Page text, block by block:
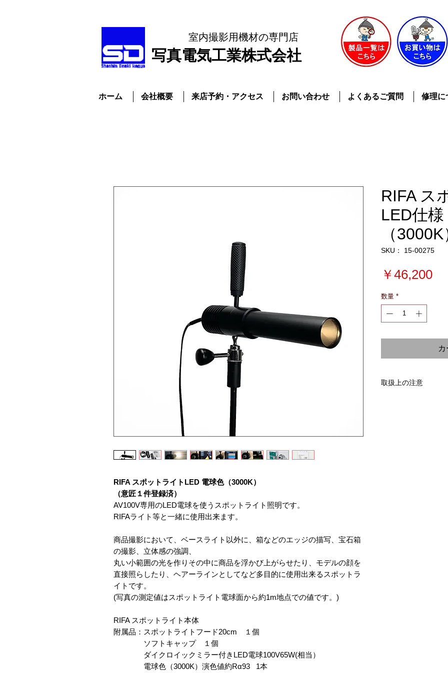
​写真電気工業株式会社
室内撮影用機材の専門店
ホーム 会社概要 来店予約・アクセス お問い合わせ よくあるご質問 修理に
RIFA スポットライトLED 電球色（3000K）
（意匠１件登録済）
AV100V専用のLED電球を使うスポットライト照明です。
RIFAライト等と一緒に使用出来ます。
商品撮影において、ベースライト以外に、箱などのエッジの描写、宝石箱
の撮影、立体感の強調、
丸い小範囲の光を作りその中に商品を浮かび上がらせたり、モデルの顔を
直接照らしたり、ヘアーラインとしてなど多目的に使用出来るスポットラ
イトです。
(写真の測定値はスポットライト電球面から約1m地点での値です。)
RIFA スポットライト本体
附属品：スポットライトフード20cm １個
ソフトキャップ １個
ダイクロイックミラー付きLED電球100V65W(相当）
電球色（3000K）演色値約Rα93 1本
RIFA ス
LED仕
（3000K
SKU： 15-00275
￥46,200価
数量 *
取扱上の注意